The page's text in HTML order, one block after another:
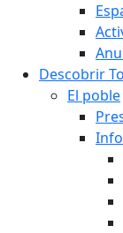
Descobrir
El poble